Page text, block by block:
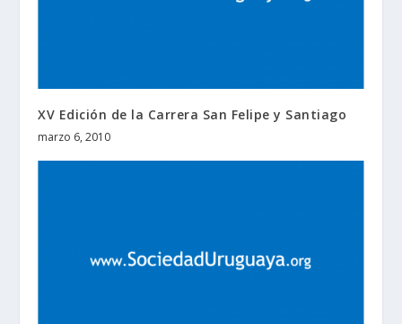
XV Edición de la Carrera San Felipe y Santiago
marzo 6, 2010